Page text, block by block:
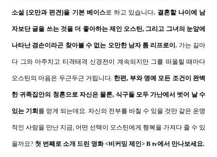
소설 [오만과 편견]을 기본 베이스로 하고 있습니다. 결혼할 나이에 남
자보단 글을 쓰는 것을 더 좋아하는 제인 오스틴, 그리고 그녀의 눈앞에
나타난 겸손이라곤 찾아볼 수 없는 오만한 남자 톰 리프로이. 가는 길마
다 그와 마주치고 티격태격 신경전이 계속되지만 그를 떠올릴 때마다
오스틴의 마음은 두근두근 거립니다. 한편, 부와 명예 모든 조건이 완벽
한 귀족집안의 청혼으로 자신은 물론, 식구들 모두 가난에서 벗어 날 수
있는 기회 를 얻게 되는데요. 자신의 전부를 바칠 수 있을 것만 같은 운명
적인 사랑을 만난 지금, 어떤 선택이 오스틴에게 행복을 가져다 줄 수 있
을까요? 첫 번째로 소개 드린 영화<비커밍 제인> B tv에서 만나보세요.